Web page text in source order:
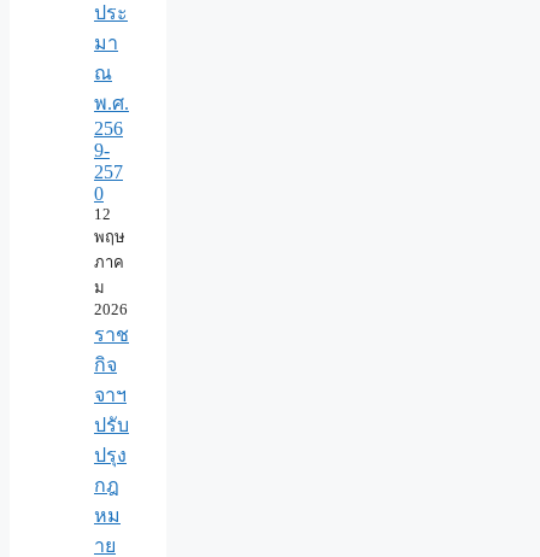
ประ
มา
ณ
พ.ศ.
256
9-
257
0
12
พฤษ
ภาค
ม
2026
ราช
กิจ
จาฯ
ปรับ
ปรุง
กฎ
หม
าย